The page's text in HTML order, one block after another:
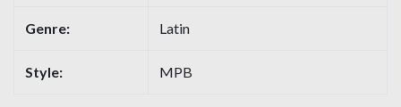
Genre: Latin
Style: MPB